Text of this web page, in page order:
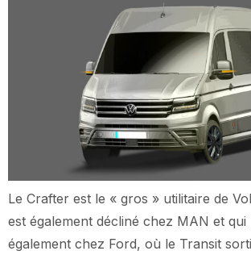
Le Crafter est le « gros » utilitaire de
est également décliné chez MAN et qui
également chez Ford, où le Transit